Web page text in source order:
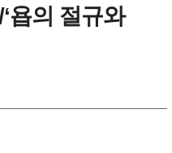
욥의 절규와